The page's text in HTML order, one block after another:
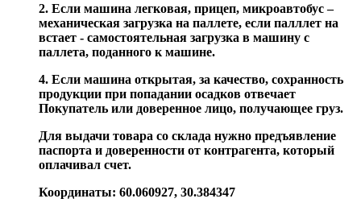
2. Если машина легковая, прицеп, микроавтобус –
механическая загрузка на паллете, если палллет на
встает - самостоятельная загрузка в машину с
паллета, поданного к машине.
4. Если машина открытая, за качество, сохранность
продукции при попадании осадков отвечает
Покупатель или доверенное лицо, получающее груз.
Для выдачи товара со склада нужно предъявление
паспорта и доверенности от контрагента, который
оплачивал счет.
Координаты: 60.060927, 30.384347